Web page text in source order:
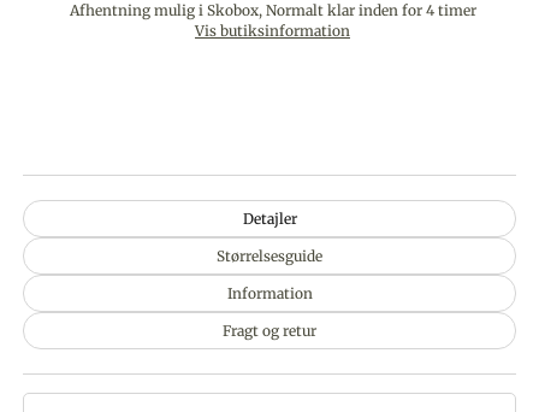
Afhentning mulig i Skobox, Normalt klar inden for 4 timer
Vis butiksinformation
Detajler
Størrelsesguide
Information
Fragt og retur